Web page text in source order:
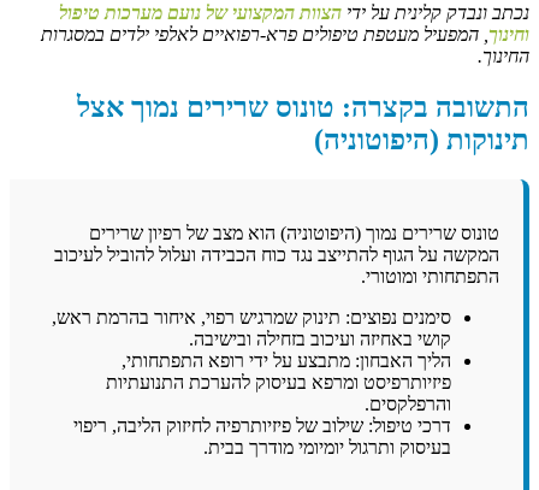
נכתב ונבדק קלינית על ידי הצוות המקצועי של נועם מערכות טיפול
וחינוך , המפעיל מעטפת טיפולים פרא-רפואיים לאלפי ילדים במסגרות
החינוך.
התשובה בקצרה: טונוס שרירים נמוך אצל
תינוקות (היפוטוניה)
טונוס שרירים נמוך (היפוטוניה) הוא מצב של רפיון שרירים
המקשה על הגוף להתייצב נגד כוח הכבידה ועלול להוביל לעיכוב
התפתחותי ומוטורי.
סימנים נפוצים: תינוק שמרגיש רפוי, איחור בהרמת ראש,
קושי באחיזה ועיכוב בזחילה ובישיבה.
הליך האבחון: מתבצע על ידי רופא התפתחותי,
פיזיותרפיסט ומרפא בעיסוק להערכת התנועתיות
והרפלקסים.
דרכי טיפול: שילוב של פיזיותרפיה לחיזוק הליבה, ריפוי
בעיסוק ותרגול יומיומי מודרך בבית.